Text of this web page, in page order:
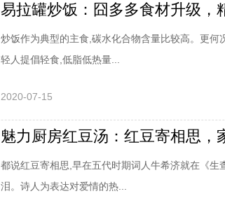
易拉罐炒饭：囧多多食材升级，
炒饭作为典型的主食,碳水化合物含量比较高。更
轻人提倡轻食,低脂低热量...
2020-07-15
魅力厨房红豆汤：红豆寄相思，
都说红豆寄相思,早在五代时期词人牛希济就在《
泪。诗人为表达对爱情的热...